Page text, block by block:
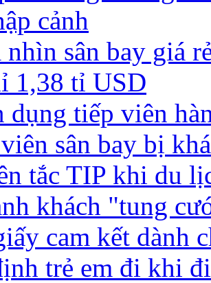
cảnh
nhìn sân bay giá
1,38 tỉ USD
dụng tiếp viên
sân bay bị
tắc TIP khi du
khách "tung
cam kết dành
trẻ em đi khi